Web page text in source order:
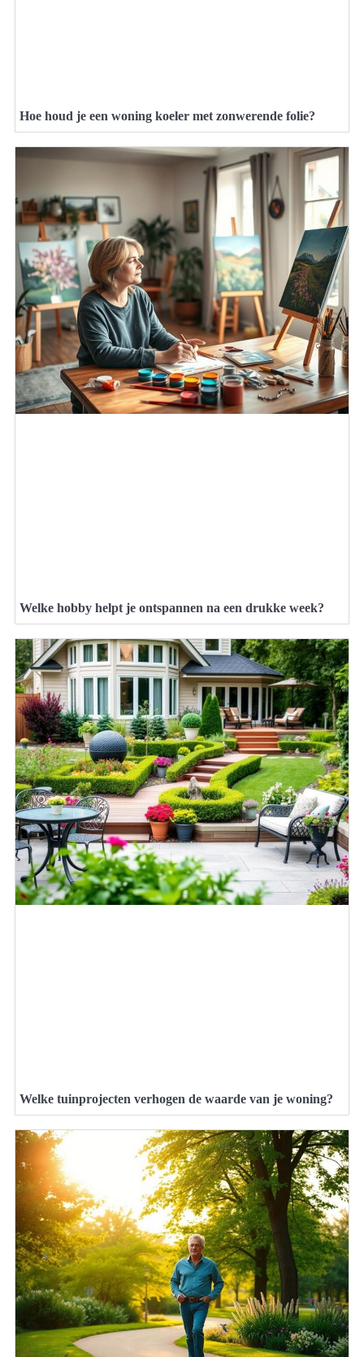
Hoe houd je een woning koeler met zonwerende folie?
Welke hobby helpt je ontspannen na een drukke week?
Welke tuinprojecten verhogen de waarde van je woning?